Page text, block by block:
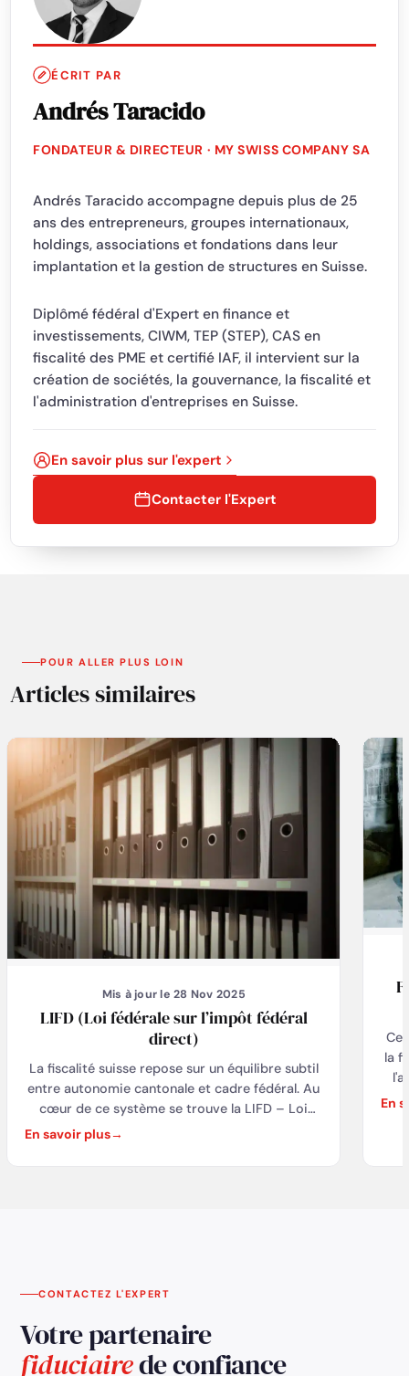
ÉCRIT PAR
Andrés Taracido
FONDATEUR & DIRECTEUR · MY SWISS COMPANY SA
Andrés Taracido accompagne depuis plus de 25
ans des entrepreneurs, groupes internationaux,
holdings, associations et fondations dans leur
implantation et la gestion de structures en Suisse.
Diplômé fédéral d'Expert en finance et
investissements, CIWM, TEP (STEP), CAS en
fiscalité des PME et certifié IAF, il intervient sur la
création de sociétés, la gouvernance, la fiscalité et
l'administration d'entreprises en Suisse.
En savoir plus sur l'expert
Contacter l'Expert
POUR ALLER PLUS LOIN
Articles similaires
Mis à jour le 28 Nov 2025
LIFD (Loi fédérale sur l’impôt fédéral
direct)
La fiscalité suisse repose sur un équilibre subtil
entre autonomie cantonale et cadre fédéral. Au
cœur de ce système se trouve la LIFD – Loi
fédérale sur l’impôt fédéral direct. Elle définit les
En savoir plus
la
En
CONTACTEZ L'EXPERT
Votre partenaire
fiduciairede confiance